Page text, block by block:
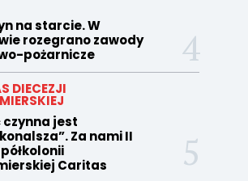
na starcie. W
rozegrano zawody
pożarnicze
DIECEZJI
czynna jest
Za nami II
Caritas